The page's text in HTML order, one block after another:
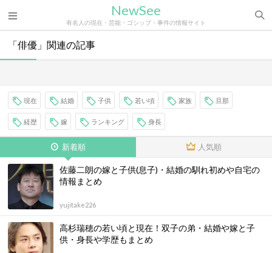
NewSee
有名人の現在・芸能・ゴシップ・事件の情報サイト
「俳優」関連の記事
現在 結婚 子供 若い頃 家族 旦那
経歴 嫁 ランキング 身長
新着順 人気順
佐藤二朗の嫁と子供(息子)・結婚の馴れ初めや自宅の
情報まとめ
yujitake226
高杉瑞穂の若い頃と現在！双子の弟・結婚や嫁と子
供・身長や学歴もまとめ